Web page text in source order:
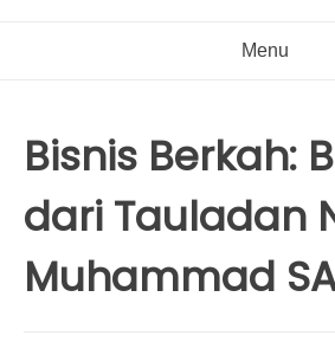
Menu
Bisnis Berkah:
dari Tauladan
Muhammad